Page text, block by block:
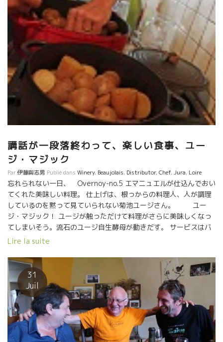
講話が一段落終わって、楽しい食事、ユー
ジ・マジック
Par伊藤與志男 Publié dans Winery, Beaujolais, Distributor,Chef,Jura, Loire
忘れられない一日、 Overnoy-no.5 エマニュエルが仕込んでおい
てくれた美味しい料理。 仕上げは、根っからの料理人、人が調理
しているのを黙って見ていられない菊池ユージさん。 ユー
ジ・マジック！ ユージが触っただけて料理がさらに美味しくなっ
てしまいそう。流石のユージ自生酵母が動きだす。 サービスはバ
トンの板垣さんも参加で、美味しさ倍増！！ 何気ないジャガ
たトビッキリ美味しい特性パン。 そして、ジュラに来たらやっぱ
りコンテを食べなければ。 結局、ワインは全部で１４種類。 深く
深く感謝、Grand Merci.
Lire la suite
31
Juil